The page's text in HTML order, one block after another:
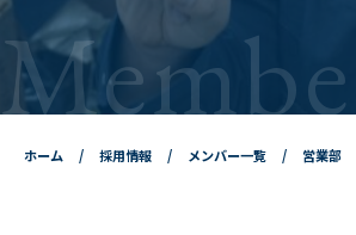
ホーム 採用情報 メンバー一覧 営業部
フランチャイズ事業
採用情報
ニュース